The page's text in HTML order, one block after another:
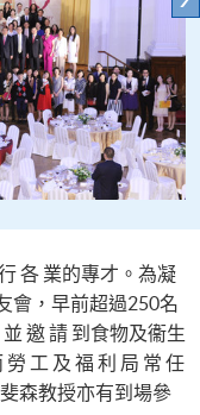
各 業的專才。為凝
會，早前超過250名
並 邀 請 到食物及衞生
工 及 福 利 局 常 任
森教授亦有到場參